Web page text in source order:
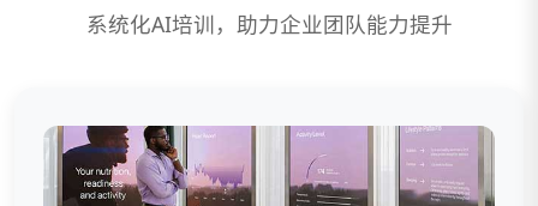
系统化AI培训，助力企业团队能力提升